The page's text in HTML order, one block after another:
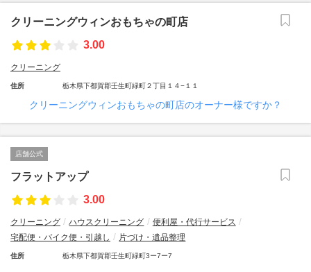
クリーニングウィンおもちゃの町店
3.00
クリーニング
住所 栃木県下都賀郡壬生町緑町２丁目１４−１１
クリーニングウィンおもちゃの町店のオーナー様ですか？
店舗公式
フラットアップ
3.00
クリーニング ハウスクリーニング
便利屋・代行サービス
宅配便・バイク便・引越し
片づけ・遺品整理
住所 栃木県下都賀郡壬生町緑町3ー7ー7